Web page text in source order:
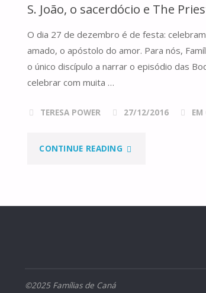
S. João, o sacerdócio e The
O dia 27 de dezembro é de festa:
amado, o apóstolo do amor. Para nós,
o único discípulo a narrar o episódio das
celebrar com muita …
TERESA POWER 27/12/2016
CONTINUE READING "S.
©2025 Famílias de Caná